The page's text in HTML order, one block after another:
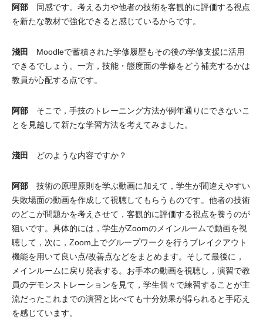
阿部 同感です。考える力や他者の技術を客観的に評価する視点
を新たな教材で強化できると感じているからです。
淺田 Moodleで蓄積された学修履歴もその後の学修支援に活用
できるでしょう。一方，技能・態度面の学修をどう補充するかは
教員が心配する点です。
阿部 そこで，手技のトレーニング方法が例年通りにできないこ
とを見越して新たな学習方法を考えてみました。
淺田 どのような内容ですか？
阿部 技術の原理原則を学ぶ動画に加えて，学生が間違えやすい
失敗場面の動画を作成して視聴してもらうものです。他者の技術
のどこが問題かを考えさせて，客観的に評価する視点を養うのが
狙いです。具体的には，学生がZoomのメインルームで動画を視
聴して，次に，Zoom上でグループワークを行うブレイクアウト
機能を用いて良い点/改善点などをまとめます。そして最後に，
メインルームに戻り発表する。お手本の動画を視聴し，演習で教
員のデモンストレーションを見て，学生個々で練習することが主
流だったこれまでの演習と比べても十分効果が得られると手応え
を感じています。